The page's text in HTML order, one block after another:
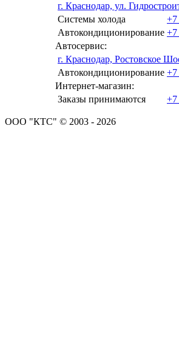
г. Краснодар, ул.
Системы холода
+7
Автокондиционирование +7
Автосервис:
г. Краснодар, Ростовское
Автокондиционирование +7
Интернет-магазин:
Заказы принимаются
+7
ООО "КТС" © 2003 - 2026